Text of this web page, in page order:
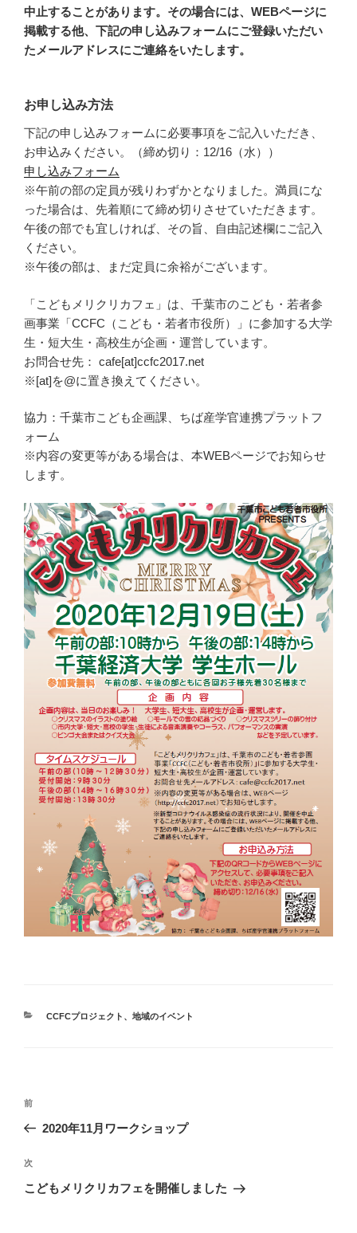
中止することがあります。その場合には、WEBページに
掲載する他、下記の申し込みフォームにご登録いただい
たメールアドレスにご連絡をいたします。
お申し込み方法
下記の申し込みフォームに必要事項をご記入いただき、
お申込みください。（締め切り：12/16（水））
申し込みフォーム
※午前の部の定員が残りわずかとなりました。満員にな
った場合は、先着順にて締め切りさせていただきます。
午後の部でも宜しければ、その旨、自由記述欄にご記入
ください。
※午後の部は、まだ定員に余裕がございます。
「こどもメリクリカフェ」は、千葉市のこども・若者参
画事業「CCFC（こども・若者市役所）」に参加する大学
生・短大生・高校生が企画・運営しています。
お問合せ先： cafe[at]ccfc2017.net
※[at]を@に置き換えてください。
協力：千葉市こども企画課、ちば産学官連携プラットフ
ォーム
※内容の変更等がある場合は、本WEBページでお知らせ
します。
カ
CCFCプロジェクト 、 地域のイベント
投
ビ
ゲ
前
の
稿
前
2020年11月ワークショップ
次
の
次
こどもメリクリカフェを開催しました